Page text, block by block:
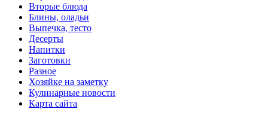
Вторые блюда
Блины, оладьи
Выпечка, тесто
Десерты
Напитки
Заготовки
Разное
Хозяйке на заметку
Кулинарные новости
Карта сайта